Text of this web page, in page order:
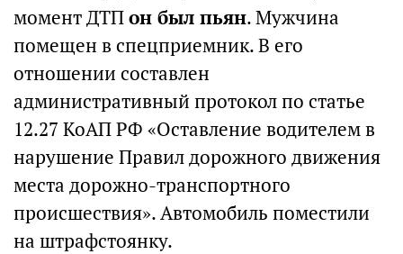
момент ДТПон был пьян. Мужчина
помещен в спецприемник. В его
отношении составлен
административный протокол по статье
12.27 КоАП РФ «Оставление водителем в
нарушение Правил дорожного движения
места дорожно-транспортного
происшествия». Автомобиль поместили
на штрафстоянку.